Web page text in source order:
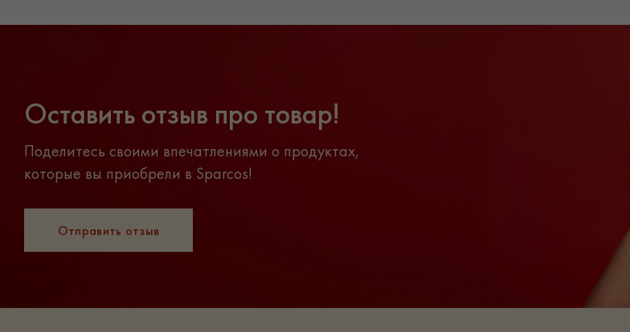
Оставить отзыв про товар!
Поделитесь своими впечатлениями о продуктах,
которые вы приобрели в Sparcos!
Отправить отзыв